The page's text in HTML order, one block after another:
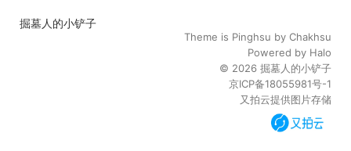
掘墓人的小铲子
Theme is Pinghsu by Chakhsu
Powered by Halo
© 2026 掘墓人的小铲子
京ICP备18055981号-1
又拍云提供图片存储